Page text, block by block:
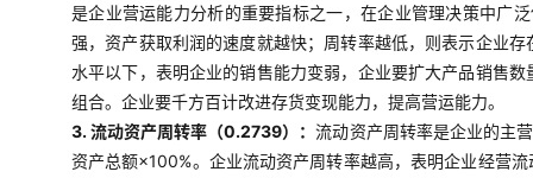
是企业营运能力分析的重要指标之一，在企业管理决策中广
强，资产获取利润的速度就越快；周转率越低，则表示企业
水平以下，表明企业的销售能力变弱，企业要扩大产品销售
组合。企业要千方百计改进存货变现能力，提高营运能力。
3. 流动资产周转率（0.2739）：流动资产周转率是企业的主
资产总额×100%。企业流动资产周转率越高，表明企业经营